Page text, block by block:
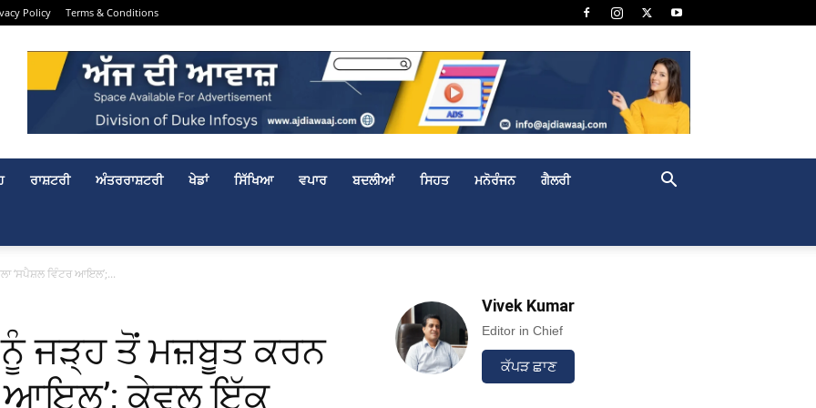
Policy Terms & Conditions
ਰਾਸ਼ਟਰੀ ਅੰਤਰਰਾਸ਼ਟਰੀ ਖੇਡਾਂ ਸਿੱਖਿਆ ਵਪਾਰ ਬਦਲੀਆਂ ਸਿਹਤ ਮਨੋਰੰਜਨ ਗੈਲਰੀ
‘ਸਪੈਸ਼ਲ ਵਿੰਟਰ ਆਇਲ’;...
ਨੂੰ ਜੜ੍ਹ ਤੋਂ ਮਜ਼ਬੂਤ ਕਰਨ
ਆਇਲ’; ਕੇਵਲ ਇੱਕ
Vivek Kumar
Editor in Chief
ਕੱਪੜ ਛਾਣ